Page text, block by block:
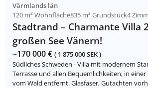
Värmlands län
120 m² Wohnfläche835 m² Grundstück4
Stadtrand – Charmante Villa
großen See Vänern!
~170 000 € ( 1 875 000 SEK )
Südliches Schweden - Villa mit modernem
Terrasse und allen Bequemlichkeiten, in einer
vom Wald entfernt. Glasfaser, Gutachten